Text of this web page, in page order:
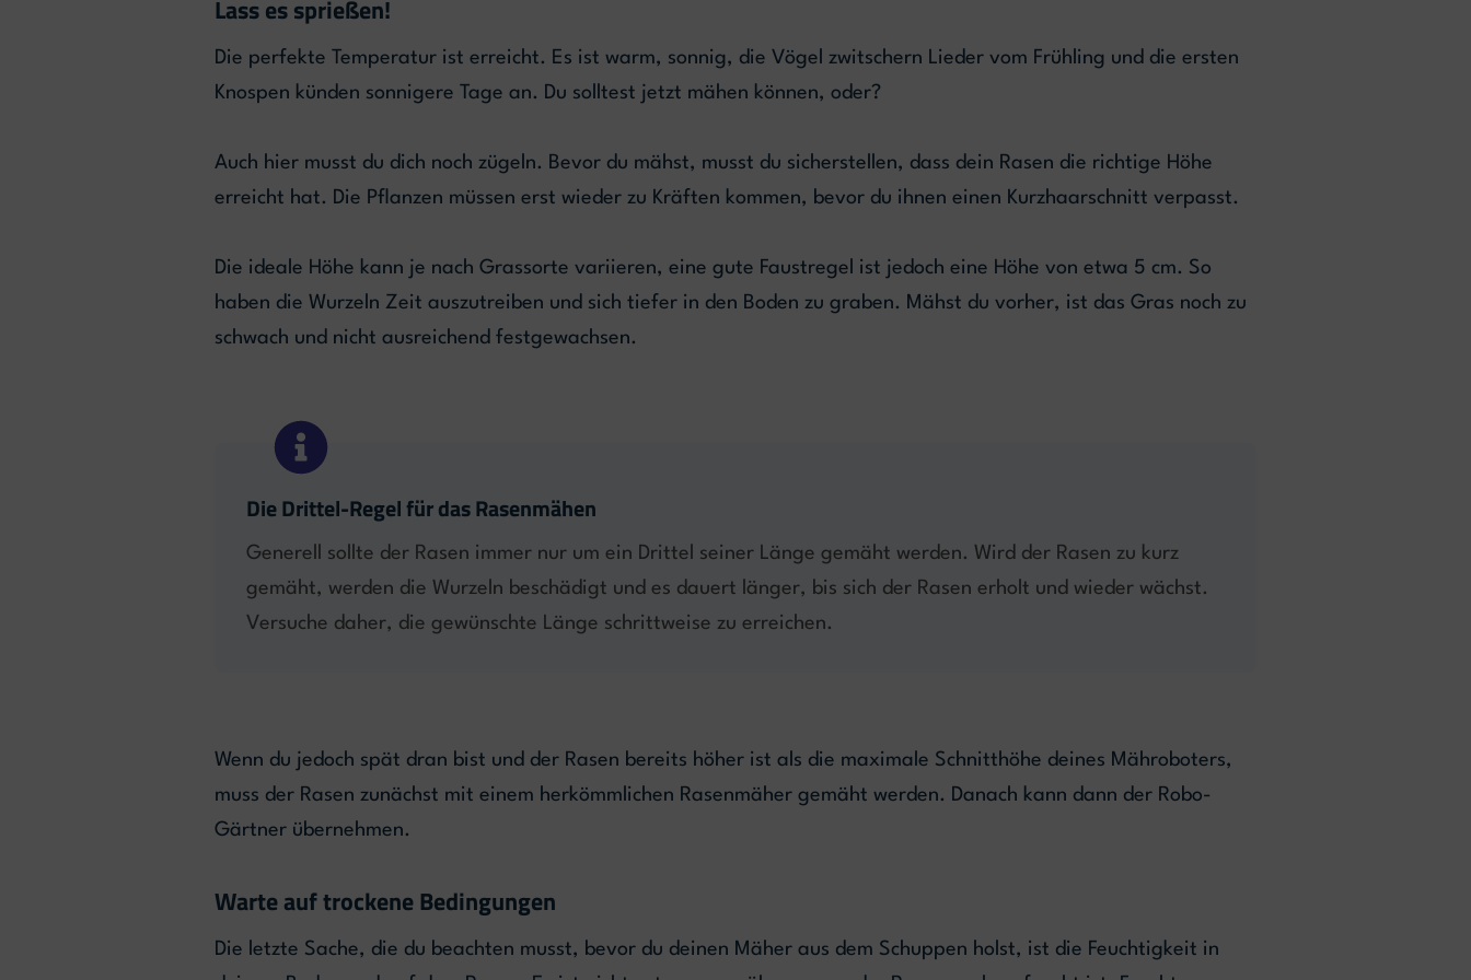
Lass es sprießen!
Die perfekte Temperatur ist erreicht. Es ist warm, sonnig, die Vögel zwitschern Lieder vom Frühling und die ersten
Knospen künden sonnigere Tage an. Du solltest jetzt mähen können, oder?
Auch hier musst du dich noch zügeln. Bevor du mähst, musst du sicherstellen, dass dein Rasen die richtige Höhe
erreicht hat. Die Pflanzen müssen erst wieder zu Kräften kommen, bevor du ihnen einen Kurzhaarschnitt verpasst.
Die ideale Höhe kann je nach Grassorte variieren, eine gute Faustregel ist jedoch eine Höhe von etwa 5 cm. So
haben die Wurzeln Zeit auszutreiben und sich tiefer in den Boden zu graben. Mähst du vorher, ist das Gras noch zu
schwach und nicht ausreichend festgewachsen.
Die Drittel-Regel für das Rasenmähen
Generell sollte der Rasen immer nur um ein Drittel seiner Länge gemäht werden. Wird der Rasen zu kurz
gemäht, werden die Wurzeln beschädigt und es dauert länger, bis sich der Rasen erholt und wieder wächst.
Versuche daher, die gewünschte Länge schrittweise zu erreichen.
Wenn du jedoch spät dran bist und der Rasen bereits höher ist als die maximale Schnitthöhe deines Mähroboters,
muss der Rasen zunächst mit einem herkömmlichen Rasenmäher gemäht werden. Danach kann dann der Robo-
Gärtner übernehmen.
Warte auf trockene Bedingungen
Die letzte Sache, die du beachten musst, bevor du deinen Mäher aus dem Schuppen holst, ist die Feuchtigkeit in